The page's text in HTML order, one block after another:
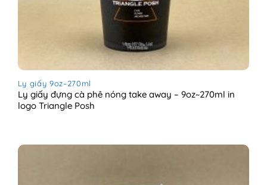
Ly giấy 9oz~270ml
Ly giấy đựng cà phê nóng take away – 9oz~270ml in
logo Triangle Posh